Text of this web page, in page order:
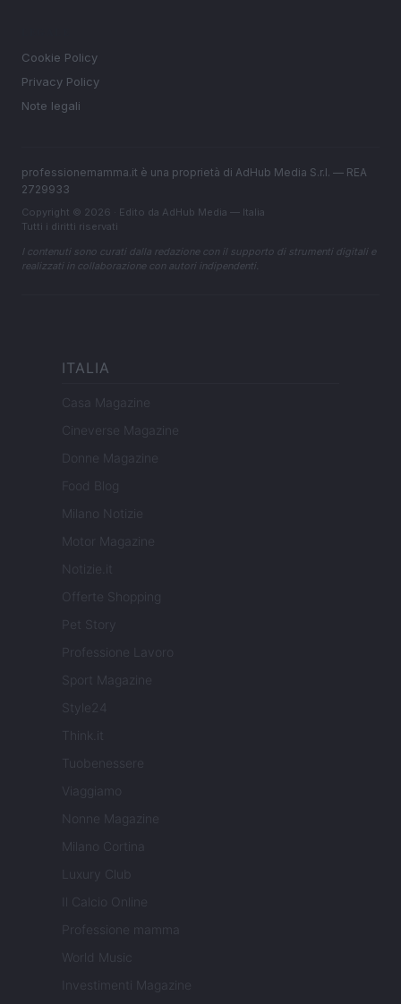
Cookie Policy
Privacy Policy
Note legali
professionemamma.it è una proprietà di AdHub Media S.r.l. — REA
2729933
Copyright © 2026 · Edito da AdHub Media — Italia
Tutti i diritti riservati
I contenuti sono curati dalla redazione con il supporto di strumenti digitali e
realizzati in collaborazione con autori indipendenti.
ITALIA
Casa Magazine
Cineverse Magazine
Donne Magazine
Food Blog
Milano Notizie
Motor Magazine
Notizie.it
Offerte Shopping
Pet Story
Professione Lavoro
Sport Magazine
Style24
Think.it
Tuobenessere
Viaggiamo
Nonne Magazine
Milano Cortina
Luxury Club
Il Calcio Online
Professione mamma
World Music
Investimenti Magazine